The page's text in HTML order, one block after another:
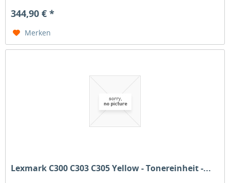
344,90 € *
Merken
Lexmark C300 C303 C305 Yellow - Tonereinheit -...